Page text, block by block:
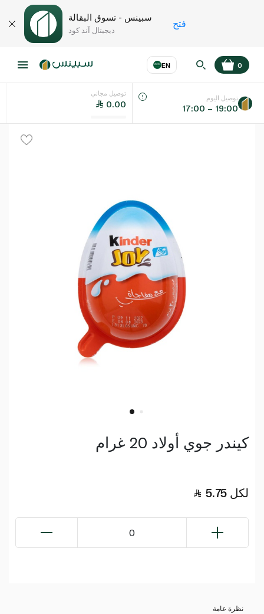
سبينس - تسوق البقالة
ديجيتال آند كود
فتح
EN
اللغة عر
0
توصيل مجاني
0.00
توصيل اليوم
17:00 – 19:00
كيندر جوي أولاد 20 غرام
5.75 لكل
0
نظرة عامة